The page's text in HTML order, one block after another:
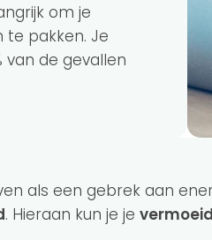
om je
te pakken. Je
van de gevallen
als een gebrek aan
. Hieraan kun je je